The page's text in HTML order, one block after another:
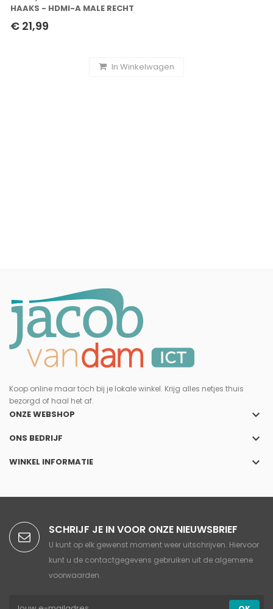
HAAKS - HDMI-A MALE RECHT
€ 21,99
In Winkelwagen
Koop online maar toch bij je lokale winkel. Krijg alles netjes thuis
bezorgd of haal het af.
ONZE WEBSHOP keyboard_arrow_down
ONS BEDRIJF keyboard_arrow_down
WINKEL INFORMATIE keyboard_arrow_down
SCHRIJF JE IN VOOR ONZE NIEUWSBRIEF
U kunt op elk gewenst moment weer uitschrijven. Hiervoor
kunt u de contactgegevens gebruiken uit de algemene
voorwaarden.